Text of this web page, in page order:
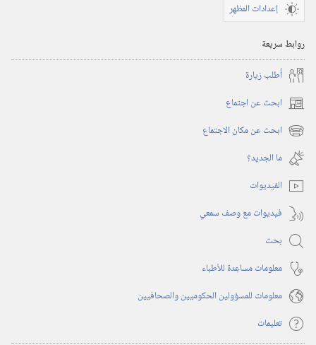
إعدادات المظهر
روابط سريعة
أُطلب زيارة
ابحث عن اجتماع (يفتح
نافذة
جديدة)
ابحث عن مكان الاجتماع (يفتح
نافذة
جديدة)
ما الجديد؟‏
الفيديوات
فيديوات مع وصف سمعي
بحث
معلومات مساعِدة للأطباء
معلومات للمسؤولين الحكوميين والصحافيين
تعليمات